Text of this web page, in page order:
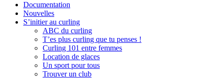
Documentation
Nouvelles
S’initier au curling
ABC du curling
T’es plus curling que tu penses !
Curling 101 entre femmes
Location de glaces
Un sport pour tous
Trouver un club